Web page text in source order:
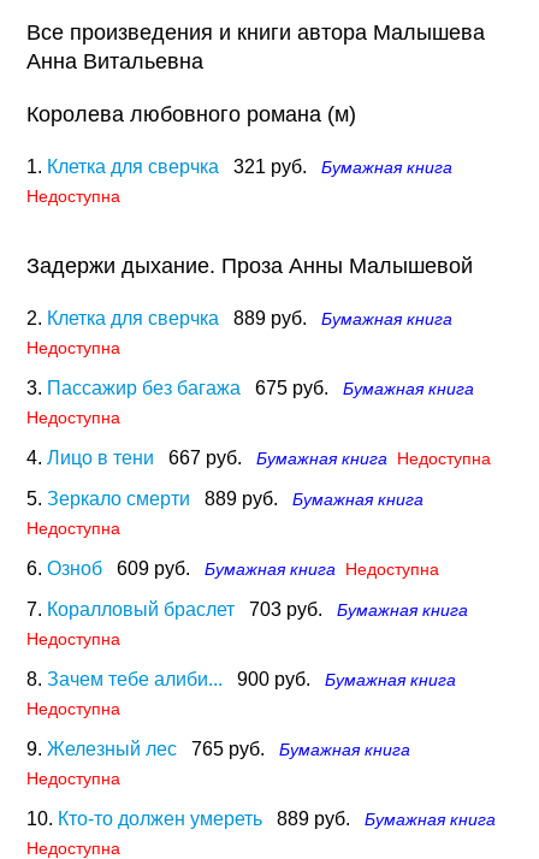
Все произведения и книги автора Малышева
Анна Витальевна
Королева любовного романа (м)
1. Клетка для сверчка 321 руб.
Бумажная книга
Недоступна
Задержи дыхание. Проза Анны Малышевой
2. Клетка для сверчка 889 руб.
Бумажная книга
Недоступна
3. Пассажир без багажа 675 руб.
Бумажная книга
Недоступна
4. Лицо в тени 667 руб. Бумажная книга Недоступна
5. Зеркало смерти 889 руб.
Бумажная книга
Недоступна
6. Озноб 609 руб. Бумажная книга Недоступна
7. Коралловый браслет 703 руб.
Бумажная книга
Недоступна
8. Зачем тебе алиби... 900 руб.
Бумажная книга
Недоступна
9. Железный лес 765 руб.
Бумажная книга
Недоступна
10. Кто-то должен умереть 889 руб.
Бумажная книга
Недоступна